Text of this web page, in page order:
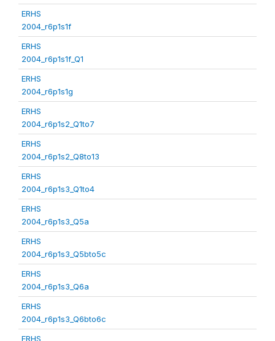
ERHS
2004_r6p1s1f
ERHS
2004_r6p1s1f_Q1
ERHS
2004_r6p1s1g
ERHS
2004_r6p1s2_Q1to7
ERHS
2004_r6p1s2_Q8to13
ERHS
2004_r6p1s3_Q1to4
ERHS
2004_r6p1s3_Q5a
ERHS
2004_r6p1s3_Q5bto5c
ERHS
2004_r6p1s3_Q6a
ERHS
2004_r6p1s3_Q6bto6c
ERHS